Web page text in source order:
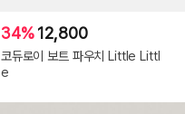
34%12,800
코듀로이 보트 파우치 Little Littl
e